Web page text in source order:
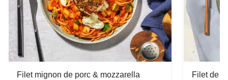
Filet mignon de porc & mozzarella
Filet de